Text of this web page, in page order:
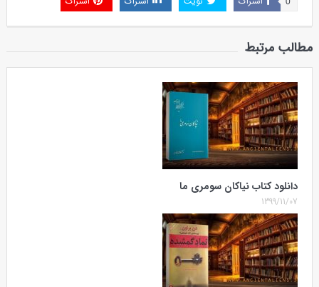
مطالب مرتبط
دانلود کتاب نیاکان سومری ما
1399/11/07